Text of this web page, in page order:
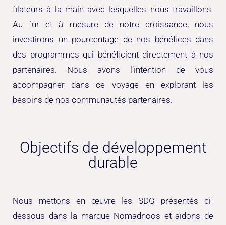
filateurs à la main avec lesquelles nous travaillons.
Au fur et à mesure de notre croissance, nous
investirons un pourcentage de nos bénéfices dans
des programmes qui bénéficient directement à nos
partenaires. Nous avons l’intention de vous
accompagner dans ce voyage en explorant les
besoins de nos communautés partenaires.
Objectifs de développement
durable
Nous mettons en œuvre les SDG présentés ci-
dessous dans la marque Nomadnoos et aidons de